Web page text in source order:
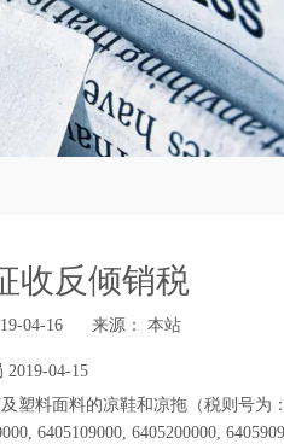
收反倾销税
04-16 来源： 本站
2019-04-15
料面料的凉鞋和凉拖（税则号为：
6405109000, 6405200000,